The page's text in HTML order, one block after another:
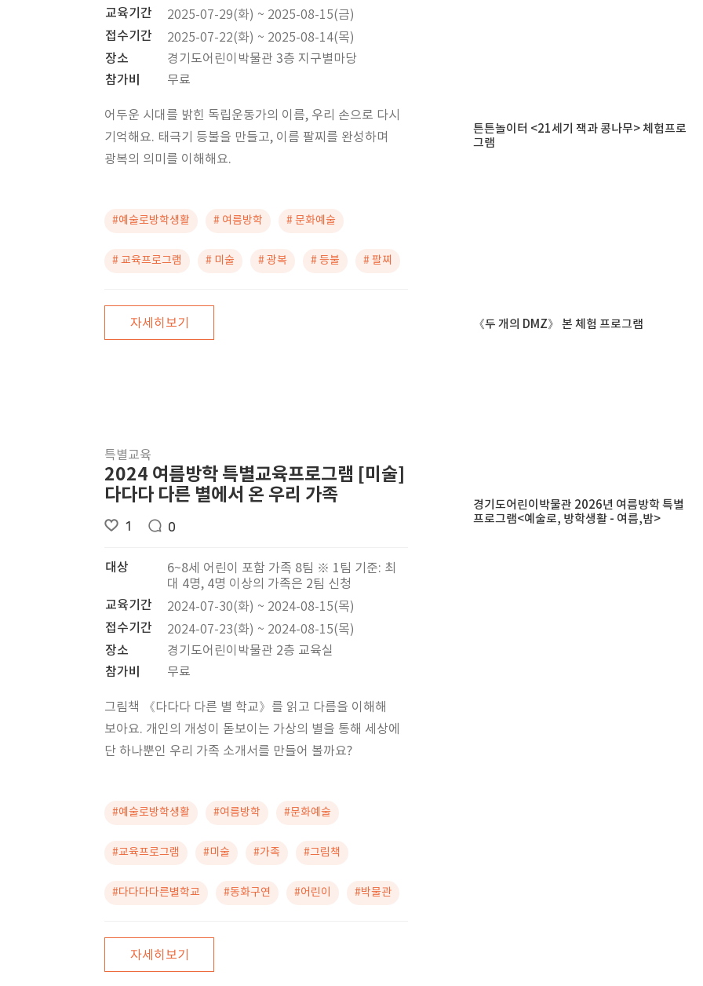
교육기간
2025-07-29(화) ~ 2025-08-15(금)
접수기간 2025-07-22(화) ~ 2025-08-14(목)
장소
경기도어린이박물관 3층 지구별마당
참가비
무료
어두운 시대를 밝힌 독립운동가의 이름, 우리 손으로 다시
기억해요. 태극기 등불을 만들고, 이름 팔찌를 완성하며
광복의 의미를 이해해요.
#예술로방학생활 # 여름방학 # 문화예술
# 교육프로그램 # 미술 # 광복 # 등불 # 팔찌
자세히보기
특별교육
2024 여름방학 특별교육프로그램 [미술]
다다다 다른 별에서 온 우리 가족
1 0
대상
6~8세 어린이 포함 가족 8팀 ※ 1팀 기준: 최
대 4명, 4명 이상의 가족은 2팀 신청
교육기간
2024-07-30(화) ~ 2024-08-15(목)
접수기간 2024-07-23(화) ~ 2024-08-15(목)
장소
경기도어린이박물관 2층 교육실
참가비
무료
그림책 《다다다 다른 별 학교》를 읽고 다름을 이해해
보아요. 개인의 개성이 돋보이는 가상의 별을 통해 세상에
단 하나뿐인 우리 가족 소개서를 만들어 볼까요?
#예술로방학생활 #여름방학 #문화예술
#교육프로그램 #미술 #가족 #그림책
#다다다다른별학교 #동화구연 #어린이 #박물관
자세히보기
튼튼놀이터 <21세기 잭과 콩나무> 체험프로
그램
《두 개의 DMZ》 본 체험 프로그램
경기도어린이박물관 2026년 여름방학 특별
프로그램<예술로, 방학생활 - 여름,밤>